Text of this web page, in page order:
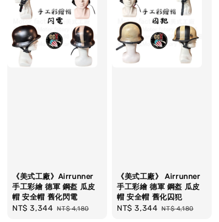
《美式工廠》Airrunner
手工彩繪 德軍 鋼盔 瓜皮
帽 安全帽 舊化閃電
Sale
NT$ 3,344 Regular
NT$ 4,180
《美式工廠》 Airrunner
手工彩繪 德軍 鋼盔 瓜皮
帽 安全帽 舊化囚犯
Sale
NT$ 3,344 Regular
NT$ 4,180